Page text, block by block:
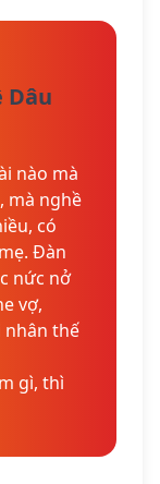
Dâu
nào mà
mà nghề
có
Đàn
nức nở
vợ,
nhân thế
gì, thì